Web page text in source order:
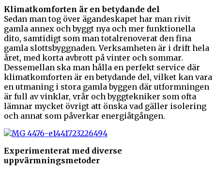
Klimatkomforten är en betydande del
Sedan man tog över ägandeskapet har man rivit
gamla annex och byggt nya och mer funktionella
dito, samtidigt som man totalrenoverat den fina
gamla slottsbyggnaden. Verksamheten är i drift hela
året, med korta avbrott på vinter och sommar.
Dessemellan ska man hålla en perfekt service där
klimatkomforten är en betydande del, vilket kan vara
en utmaning i stora gamla byggen där utformningen
är full av vinklar, vrår och byggtekniker som ofta
lämnar mycket övrigt att önska vad gäller isolering
och annat som påverkar energiåtgången.
Experimenterat med diverse
uppvärmningsmetoder